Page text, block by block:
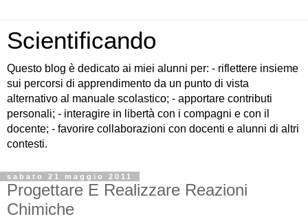
Scientificando
Questo blog è dedicato ai miei alunni per: - riflettere insieme
sui percorsi di apprendimento da un punto di vista
alternativo al manuale scolastico; - apportare contributi
personali; - interagire in libertà con i compagni e con il
docente; - favorire collaborazioni con docenti e alunni di altri
contesti.
sabato 21 maggio 2011
Progettare E Realizzare Reazioni
Chimiche